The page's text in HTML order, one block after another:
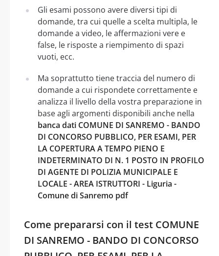
Gli esami possono avere diversi tipi di
domande, tra cui quelle a scelta multipla, le
domande a video, le affermazioni vere e
false, le risposte a riempimento di spazi
vuoti, ecc.
Ma soprattutto tiene traccia del numero di
domande a cui rispondete correttamente e
analizza il livello della vostra preparazione in
base agli argomenti disponibili anche nella
banca dati COMUNE DI SANREMO - BANDO
DI CONCORSO PUBBLICO, PER ESAMI, PER
LA COPERTURA A TEMPO PIENO E
INDETERMINATO DI N. 1 POSTO IN PROFILO
DI AGENTE DI POLIZIA MUNICIPALE E
LOCALE - AREA ISTRUTTORI - Liguria -
Comune di Sanremo pdf
Come prepararsi con il test COMUNE
DI SANREMO - BANDO DI CONCORSO